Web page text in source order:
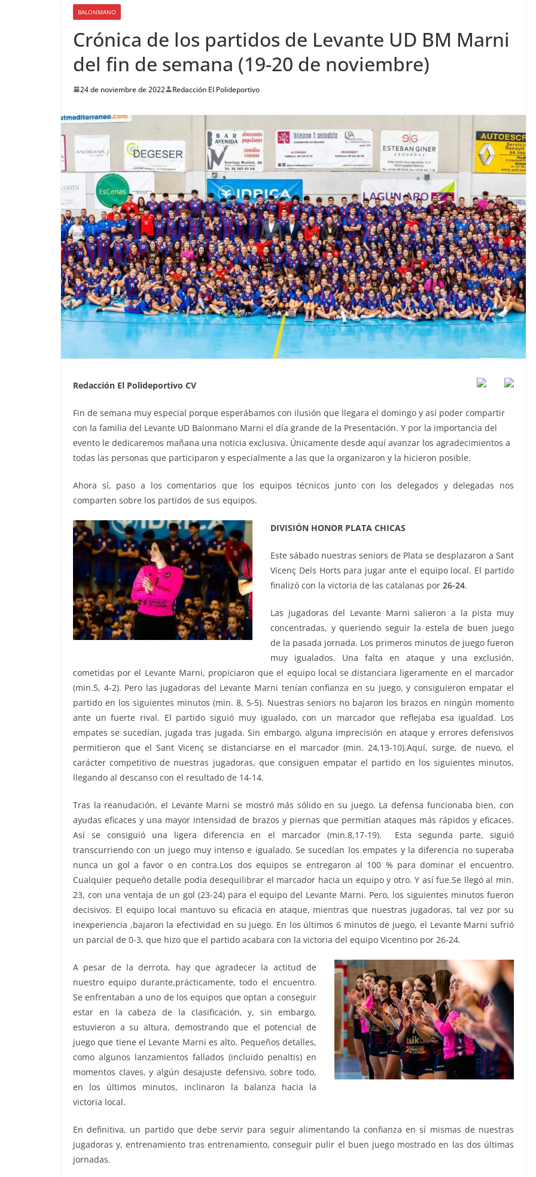
BALONMANO
Crónica de los partidos de Levante UD BM Marni
del fin de semana (19-20 de noviembre)
24 de noviembre de 2022 Redacción El Polideportivo
Redacción El Polideportivo CV
Fin de semana muy especial porque esperábamos con ilusión que llegara el domingo y así poder compartir
con la familia del Levante UD Balonmano Marni el día grande de la Presentación. Y por la importancia del
evento le dedicaremos mañana una noticia exclusiva. Únicamente desde aquí avanzar los agradecimientos a
todas las personas que participaron y especialmente a las que la organizaron y la hicieron posible.
Ahora sí, paso a los comentarios que los equipos técnicos junto con los delegados y delegadas nos
comparten sobre los partidos de sus equipos.
DIVISIÓN HONOR PLATA CHICAS
Este sábado nuestras seniors de Plata se desplazaron a Sant
Vicenç Dels Horts para jugar ante el equipo local. El partido
finalizó con la victoria de las catalanas por 26-24.
Las jugadoras del Levante Marni salieron a la pista muy
concentradas, y queriendo seguir la estela de buen juego
de la pasada jornada. Los primeros minutos de juego fueron
muy igualados. Una falta en ataque y una exclusión,
cometidas por el Levante Marni, propiciaron que el equipo local se distanciara ligeramente en el marcador
(min.5, 4-2). Pero las jugadoras del Levante Marni tenían confianza en su juego, y consiguieron empatar el
partido en los siguientes minutos (min. 8, 5-5). Nuestras seniors no bajaron los brazos en ningún momento
ante un fuerte rival. El partido siguió muy igualado, con un marcador que reflejaba esa igualdad. Los
empates se sucedían, jugada tras jugada. Sin embargo, alguna imprecisión en ataque y errores defensivos
permitieron que el Sant Vicenç se distanciarse en el marcador (min. 24,13-10).Aquí, surge, de nuevo, el
carácter competitivo de nuestras jugadoras, que consiguen empatar el partido en los siguientes minutos,
llegando al descanso con el resultado de 14-14.
Tras la reanudación, el Levante Marni se mostró más sólido en su juego. La defensa funcionaba bien, con
ayudas eficaces y una mayor intensidad de brazos y piernas que permitían ataques más rápidos y eficaces.
Así se consiguió una ligera diferencia en el marcador (min.8,17-19). Esta segunda parte, siguió
transcurriendo con un juego muy intenso e igualado. Se sucedían los empates y la diferencia no superaba
nunca un gol a favor o en contra.Los dos equipos se entregaron al 100 % para dominar el encuentro.
Cualquier pequeño detalle podía desequilibrar el marcador hacia un equipo y otro. Y así fue.Se llegó al min.
23, con una ventaja de un gol (23-24) para el equipo del Levante Marni. Pero, los siguientes minutos fueron
decisivos. El equipo local mantuvo su eficacia en ataque, mientras que nuestras jugadoras, tal vez por su
inexperiencia ,bajaron la efectividad en su juego. En los últimos 6 minutos de juego, el Levante Marni sufrió
un parcial de 0-3, que hizo que el partido acabara con la victoria del equipo Vicentino por 26-24.
A pesar de la derrota, hay que agradecer la actitud de
nuestro equipo durante,prácticamente, todo el encuentro.
Se enfrentaban a uno de los equipos que optan a conseguir
estar en la cabeza de la clasificación, y, sin embargo,
estuvieron a su altura, demostrando que el potencial de
juego que tiene el Levante Marni es alto. Pequeños detalles,
como algunos lanzamientos fallados (incluido penaltis) en
momentos claves, y algún desajuste defensivo, sobre todo,
en los últimos minutos, inclinaron la balanza hacia la
victoria local.
En definitiva, un partido que debe servir para seguir alimentando la confianza en sí mismas de nuestras
jugadoras y, entrenamiento tras entrenamiento, conseguir pulir el buen juego mostrado en las dos últimas
jornadas.